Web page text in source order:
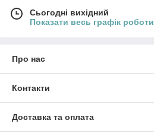
Сьогодні вихідний
Показати весь графік роботи
Про нас
Контакти
Доставка та оплата